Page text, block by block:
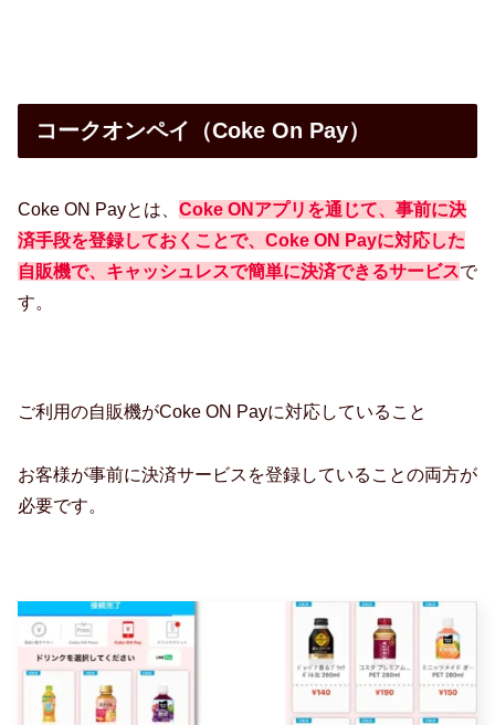
コークオンペイ（Coke On Pay）
Coke ON Payとは、 Coke ONアプリを通じて、事前に決
済手段を登録しておくことで、Coke ON Payに対応した
自販機で、キャッシュレスで簡単に決済できるサービスで
す。
ご利用の自販機がCoke ON Payに対応していること
お客様が事前に決済サービスを登録していることの両方が
必要です。